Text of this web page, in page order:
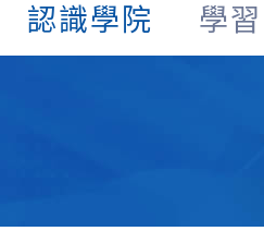
認識學院 學習